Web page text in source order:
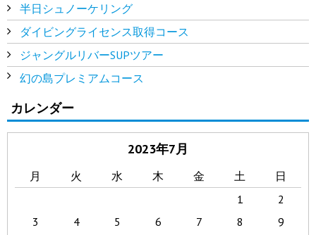
半日シュノーケリング
ダイビングライセンス取得コース
ジャングルリバーSUPツアー
幻の島プレミアムコース
カレンダー
2023年7月
月 火 水 木 金 土
日
1
2
3
4 5 6 7 8
9